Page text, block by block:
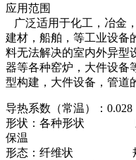
应用范围
广泛适用于化工，冶金
建材，船舶，等工业设备
料无法解决的室内外异型
器等各种窑炉，大件设备
型构建，大件设备，管道
导热系数（常温）：
形状：各种形状 应用
保温
形态：纤维状 规格